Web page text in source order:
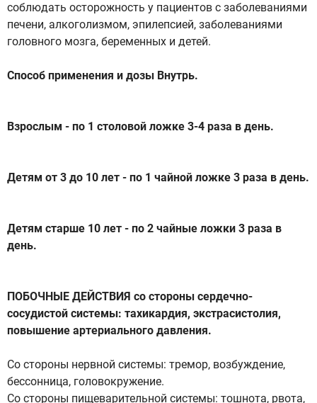
соблюдать осторожность у пациентов с заболеваниями
печени, алкоголизмом, эпилепсией, заболеваниями
головного мозга, беременных и детей.
Способ применения и дозы Внутрь.
Взрослым - по 1 столовой ложке 3-4 раза в день.
Детям от 3 до 10 лет - по 1 чайной ложке 3 раза в день.
Детям старше 10 лет - по 2 чайные ложки 3 раза в
день.
ПОБОЧНЫЕ ДЕЙСТВИЯ со стороны сердечно-
сосудистой системы: тахикардия, экстрасистолия,
повышение артериального давления.
Co стороны нервной системы: тремор, возбуждение,
бессонница, головокружение.
Со стороны пищеварительной системы: тошнота, рвота,